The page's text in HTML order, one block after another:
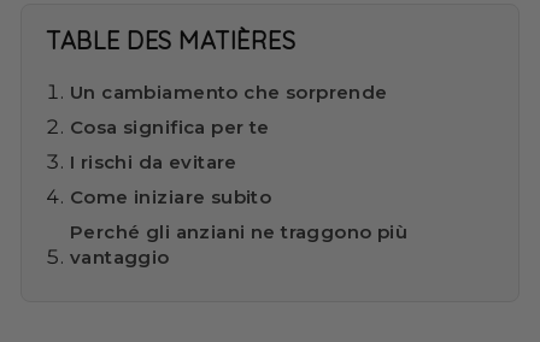
TABLE DES MATIÈRES
Un cambiamento che sorprende
Cosa significa per te
I rischi da evitare
Come iniziare subito
Perché gli anziani ne traggono più
vantaggio